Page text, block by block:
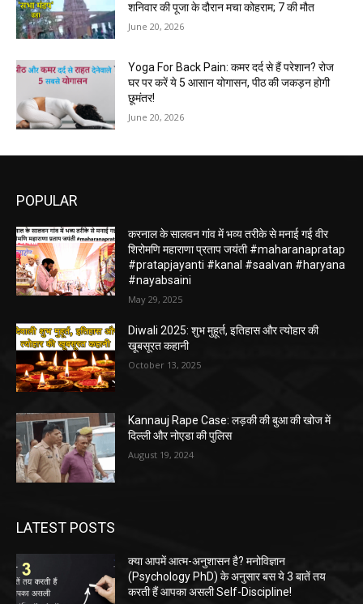
शनिवार की पूजा के दौरान मचा कोहराम; 7 की मौत
June 20, 2026
Yoga For Back Pain: कमर दर्द से हैं परेशान? रोज
घर पर करें ये 5 आसान योगासन, पीठ की जकड़न होगी
छूमंतर!
June 20, 2026
POPULAR
करनाल के सालवन गांव में भव्य तरीके से मनाई गई वीर
शिरोमणि महाराणा प्रताप जयंती #maharanapratap
#pratapjayanti #kanal #saalvan #haryana
#nayabsaini
May 29, 2025
Diwali 2025: शुभ मुहूर्त, इतिहास और त्योहार की
खूबसूरत कहानी
October 13, 2025
Kannauj Rape Case: लड़की की बुआ की खोज में
दिल्ली और नोएडा की पुलिस
August 19, 2024
LATEST POSTS
क्या आपमें आत्म-अनुशासन है? मनोविज्ञान
(Psychology PhD) के अनुसार बस ये 3 बातें तय
करती हैं आपका असली Self-Discipline!